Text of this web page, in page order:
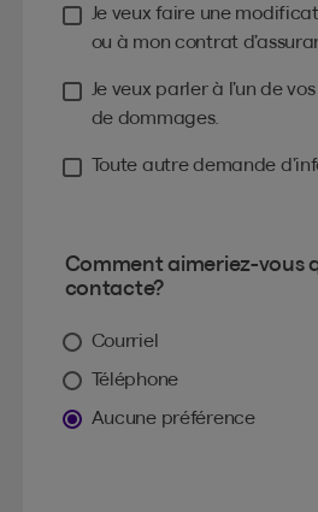
Je veux faire une
ou à mon contrat
Je veux parler à l’un de
de dommages.
Toute autre demande
Comment aimeriez-vous
contacte?
Courriel
Téléphone
Aucune préférence